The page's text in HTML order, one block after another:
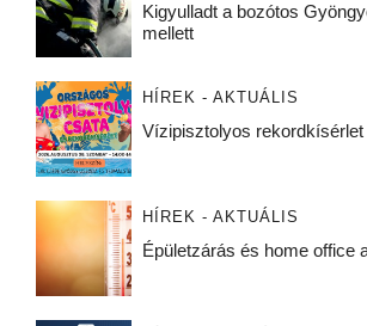
Kigyulladt a bozótos
mellett
HÍREK - AKTUÁLIS
Vízipisztolyos rekordkísérlet
HÍREK - AKTUÁLIS
Épületzárás és home office